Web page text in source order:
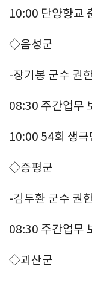
10:00 단양향교
◇음성군
-장기봉 군수 권
08:30 주간업무
10:00 54회 생
◇증평군
-김두환 군수 권
08:30 주간업무
◇괴산군